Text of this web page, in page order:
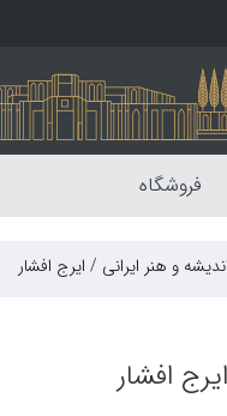
فروشگاه
و هنر ایرانی / ایرج افشار
افشار